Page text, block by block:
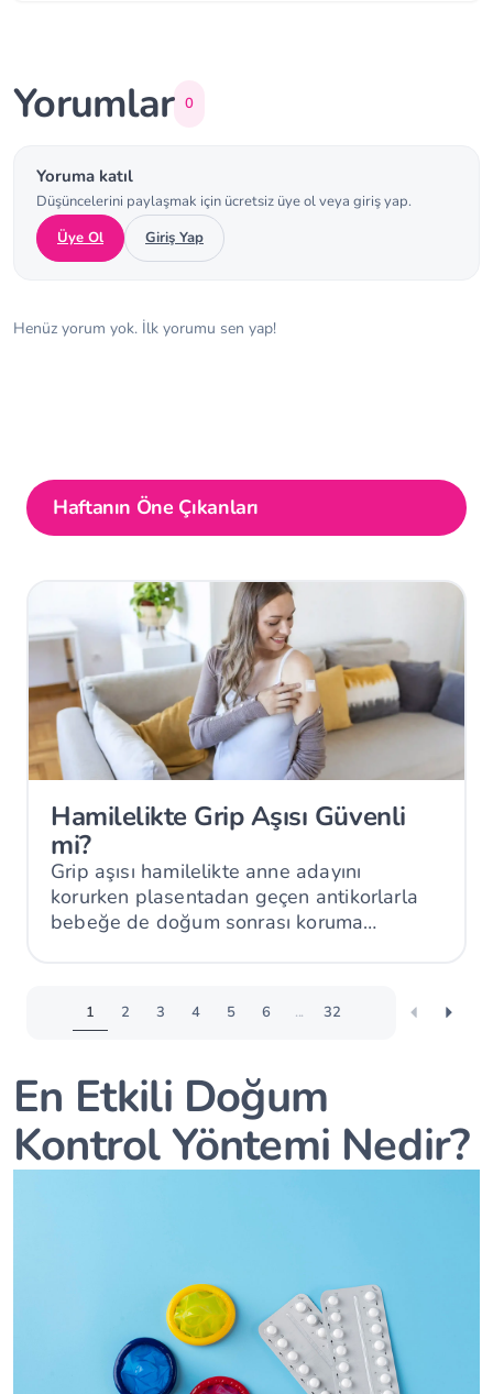
Yorumlar 0
Yoruma katıl
Düşüncelerini paylaşmak için ücretsiz üye ol veya giriş yap.
Üye Ol
Giriş Yap
Henüz yorum yok. İlk yorumu sen yap!
Haftanın Öne Çıkanları
Hamilelikte Grip Aşısı Güvenli
mi?
Grip aşısı hamilelikte anne adayını
korurken plasentadan geçen antikorlarla
bebeğe de doğum sonrası koruma
1 2 3 4 5 6 ... 32
En Etkili Doğum
Kontrol Yöntemi Nedir?